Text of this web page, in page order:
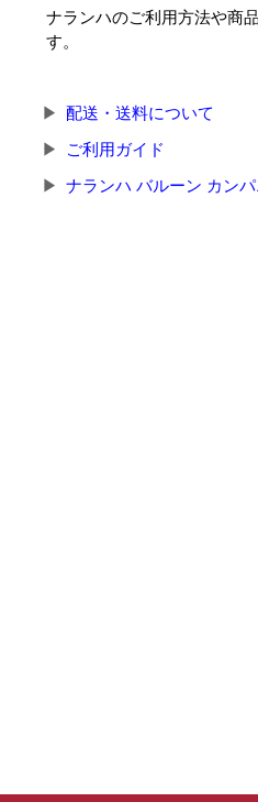
ナランハのご利用方法や商
す。
配送・送料について
ご利用ガイド
ナランハ バルーン カン